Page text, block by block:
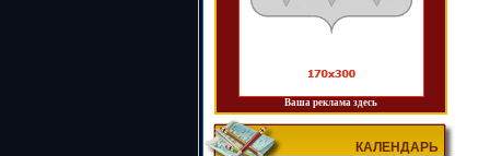
Ваша реклама здесь
КАЛЕНДАРЬ